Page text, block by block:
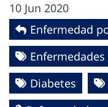
10 Jun 2020
Enfermedad
Diabetes